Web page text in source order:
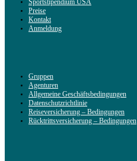
Preise
Kontakt
Anmeldung
Gruppen
Agenturen
Allgemeine Geschäftsbedingungen
Datenschutzrichtlinie
Reiseversicherung – Bedingungen
Rücktrittsversicherung – Bedingungen